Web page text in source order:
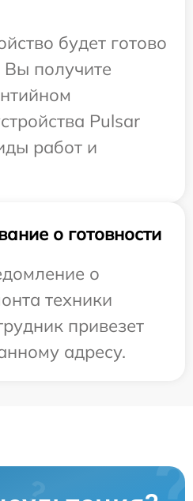
будет готово
Вы получите
Pulsar
работ и
о готовности
о
техники
привезет
адресу.